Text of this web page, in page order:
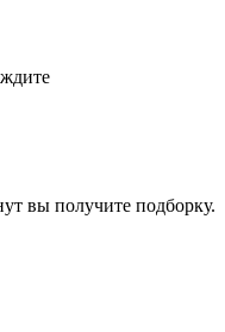
вы получите подборку.